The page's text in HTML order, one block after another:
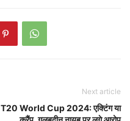
Next article
T20 World Cup 2024: एक्टिंग या